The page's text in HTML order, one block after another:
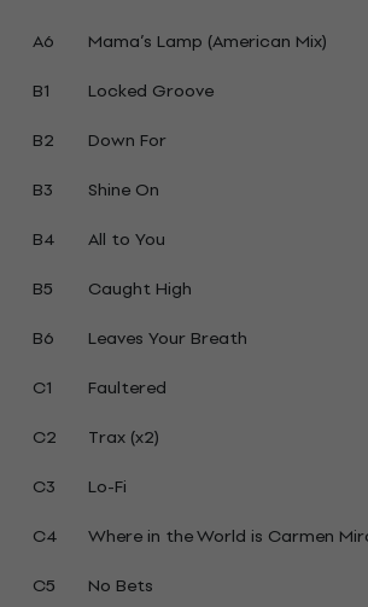
A6
Mama’s Lamp (American Mix)
B1
Locked Groove
B2
Down For
B3
Shine On
B4
All to You
B5
Caught High
B6
Leaves Your Breath
C1
Faultered
C2
Trax (x2)
C3
Lo-Fi
C4
Where in the World is Carmen
C5
No Bets